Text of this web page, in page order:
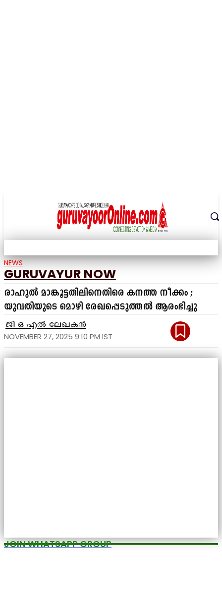
NEWS
GURUVAYUR NOW
രാഹുൽ മാങ്കൂട്ടതിലിനെതിരെ കനത്ത നീക്കം ;
യുവതിയുടെ മൊഴി രേഖപ്പെടുത്തൽ ആരംഭിച്ചു
ജി ഒ എൽ ലേഖകൻ
NOVEMBER 27, 2025 9:10 PM IST
JOIN WHATSAPP GROUP